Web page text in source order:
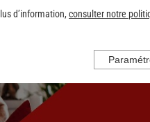
d’information, consulter notre